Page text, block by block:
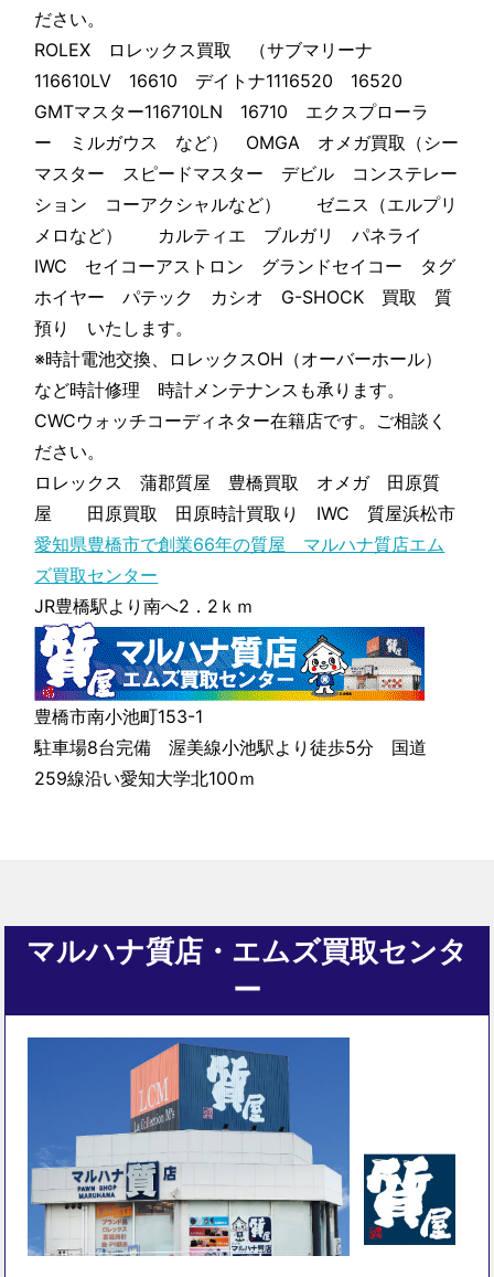
ださい。
ROLEX ロレックス買取 （サブマリーナ
116610LV 16610 デイトナ1116520 16520
GMTマスター116710LN 16710 エクスプローラ
ー ミルガウス など） OMGA オメガ買取（シー
マスター スピードマスター デビル コンステレー
ション コーアクシャルなど） ゼニス（エルプリ
メロなど） カルティエ ブルガリ パネライ
IWC セイコーアストロン グランドセイコー タグ
ホイヤー パテック カシオ G-SHOCK 買取 質
預り いたします。
※時計電池交換、ロレックスOH（オーバーホール）
など時計修理 時計メンテナンスも承ります。
CWCウォッチコーディネター在籍店です。ご相談く
ださい。
ロレックス 蒲郡質屋 豊橋買取 オメガ 田原質
屋 田原買取 田原時計買取り IWC 質屋浜松市
愛知県豊橋市で創業66年の質屋 マルハナ質店エム
ズ買取センター
JR豊橋駅より南へ2．2ｋｍ
豊橋市南小池町153-1
駐車場8台完備 渥美線小池駅より徒歩5分 国道
259線沿い愛知大学北100ｍ
マルハナ質店・エムズ買取センタ
ー